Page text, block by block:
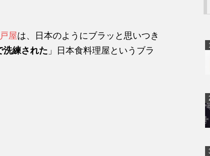
屋は、日本のようにブラッと思いつき
洗練された 」日本食料理屋というブラ